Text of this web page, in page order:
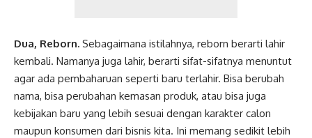
Dua, Reborn. Sebagaimana istilahnya, reborn berarti lahir
kembali. Namanya juga lahir, berarti sifat-sifatnya menuntut
agar ada pembaharuan seperti baru terlahir. Bisa berubah
nama, bisa perubahan kemasan produk, atau bisa juga
kebijakan baru yang lebih sesuai dengan karakter calon
maupun konsumen dari bisnis kita. Ini memang sedikit lebih